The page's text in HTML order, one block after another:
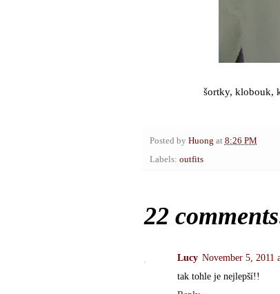
šortky, klobouk,
Posted by Huong at 8:26 PM
Labels: outfits
22
Lucy November 5, 2011
tak tohle je nejlepší!!